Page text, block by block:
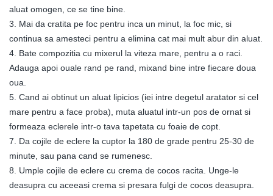
aluat omogen, ce se tine bine.
3. Mai da cratita pe foc pentru inca un minut, la foc mic, si
continua sa amesteci pentru a elimina cat mai mult abur din aluat.
4. Bate compozitia cu mixerul la viteza mare, pentru a o raci.
Adauga apoi ouale rand pe rand, mixand bine intre fiecare doua
oua.
5. Cand ai obtinut un aluat lipicios (iei intre degetul aratator si cel
mare pentru a face proba), muta aluatul intr-un pos de ornat si
formeaza eclerele intr-o tava tapetata cu foaie de copt.
7. Da cojile de eclere la cuptor la 180 de grade pentru 25-30 de
minute, sau pana cand se rumenesc.
8. Umple cojile de eclere cu crema de cocos racita. Unge-le
deasupra cu aceeasi crema si presara fulgi de cocos deasupra.